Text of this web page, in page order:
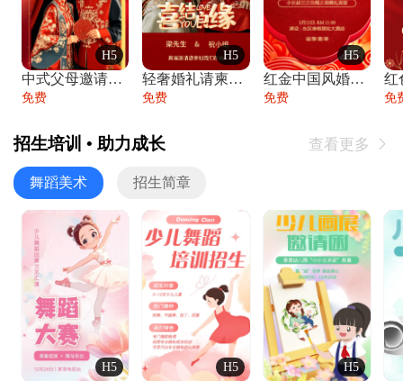
H5
中式父母邀请函婚礼结婚请柬请贴父母邀请方
免费
H5
轻奢婚礼请柬婚礼邀请函结婚照请帖
免费
H5
红金中国风婚礼请柬出阁喜宴嫁女请帖出阁宴
免费 免
招生培训 • 助力成长 查看更多 
舞蹈美术 招生简章
H5 H5 H5